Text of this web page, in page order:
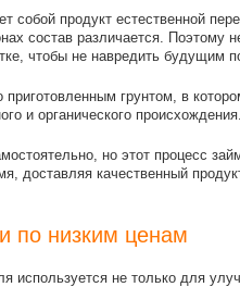
собой продукт естественной
состав различается. Поэтому
чтобы не навредить будущим
приготовленным грунтом, в
и органического
но этот процесс
доставляя качественный
по низким ценам
используется не только для